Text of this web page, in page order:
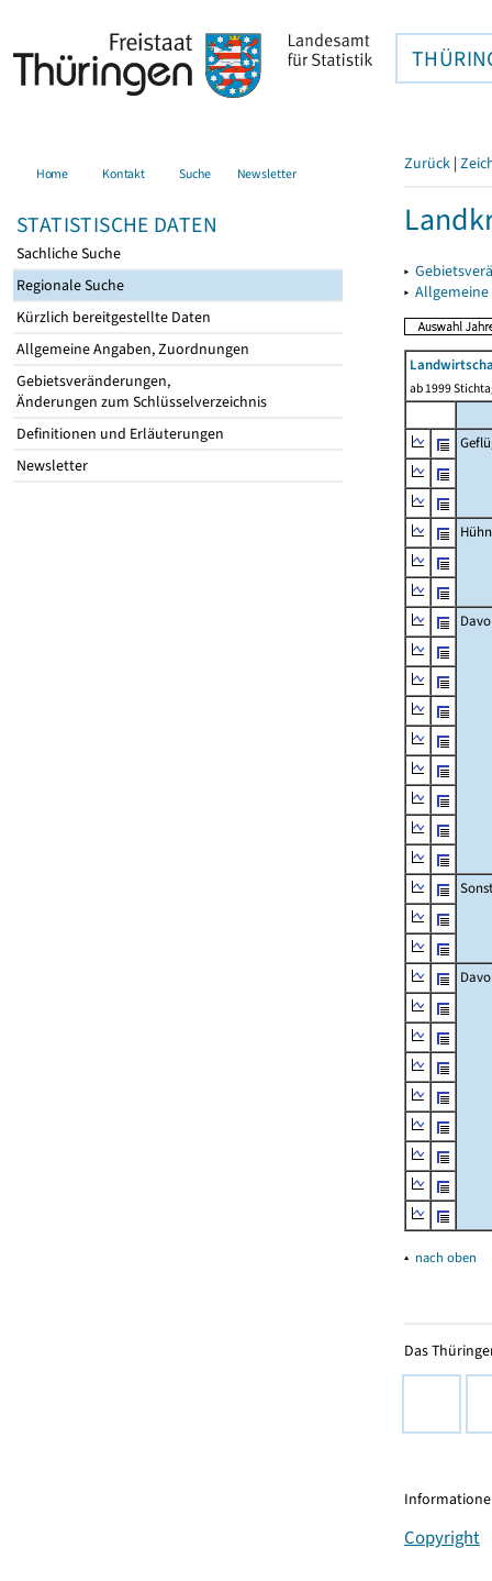
Home Kontakt Suche Newsletter
STATISTISCHE DATEN
Sachliche Suche
Regionale Suche
Kürzlich bereitgestellte Daten
Allgemeine Angaben, Zuordnungen
Gebietsveränderungen,
Änderungen zum Schlüsselverzeichnis
Definitionen und Erläuterungen
Newsletter
Zurück |
▸
▸
ab 1999
▴ nach oben
Das
Copyright